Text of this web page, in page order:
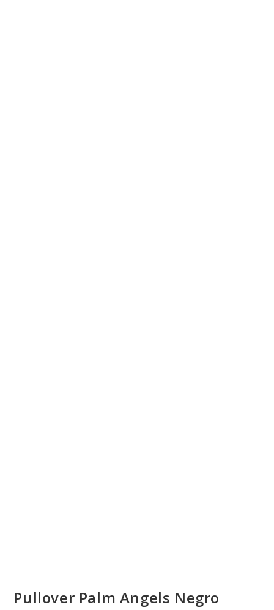
Pullover Palm Angels Negro